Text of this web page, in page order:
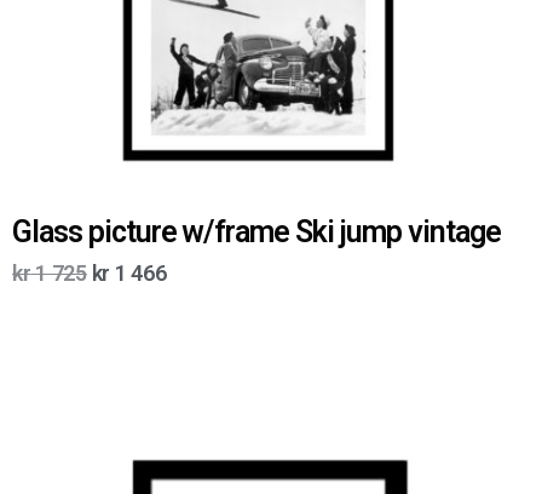
Glass picture w/frame Ski jump vintage
kr1 725 kr 1 466